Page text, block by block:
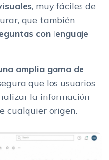
, muy fáciles de
que también
con lenguaje
amplia gama de
que los usuarios
la información
cualquier origen.